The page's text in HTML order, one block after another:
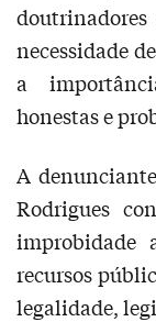
necessidade
a
honestas e
A
Rodrigues
improbidade
recursos
legalidade,